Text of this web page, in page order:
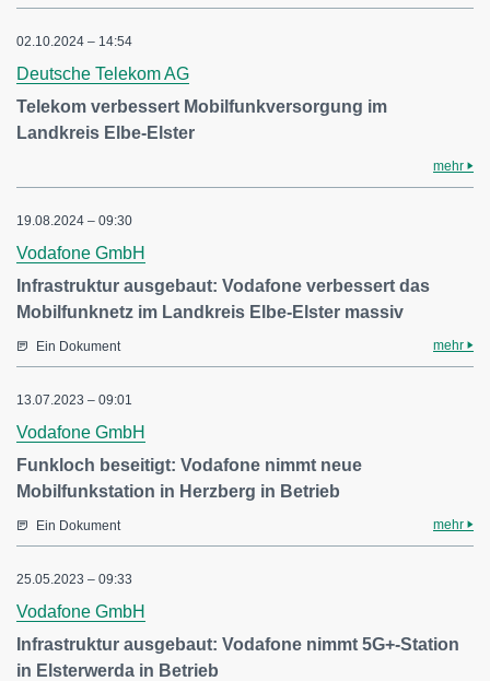
02.10.2024 – 14:54
Deutsche Telekom AG
Telekom verbessert Mobilfunkversorgung im
Landkreis Elbe-Elster
mehr
19.08.2024 – 09:30
Vodafone GmbH
Infrastruktur ausgebaut: Vodafone verbessert das
Mobilfunknetz im Landkreis Elbe-Elster massiv
Ein Dokument mehr
13.07.2023 – 09:01
Vodafone GmbH
Funkloch beseitigt: Vodafone nimmt neue
Mobilfunkstation in Herzberg in Betrieb
Ein Dokument mehr
25.05.2023 – 09:33
Vodafone GmbH
Infrastruktur ausgebaut: Vodafone nimmt 5G+-Station
in Elsterwerda in Betrieb